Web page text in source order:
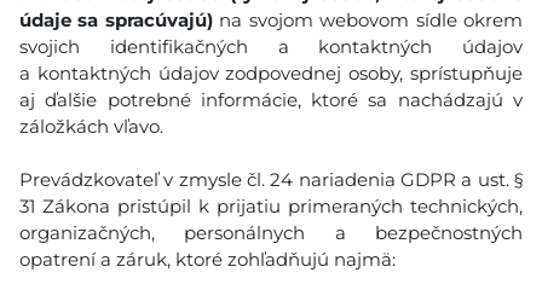
údaje sa spracúvajú)na svojom webovom sídle okrem
svojich identifikačných a kontaktných údajov
a kontaktných údajov zodpovednej osoby, sprístupňuje
aj ďalšie potrebné informácie, ktoré sa nachádzajú v
záložkách vľavo.
Prevádzkovateľ v zmysle čl. 24 nariadenia GDPR a ust. §
31 Zákona pristúpil k prijatiu primeraných technických,
organizačných, personálnych a bezpečnostných
opatrení a záruk, ktoré zohľadňujú najmä: